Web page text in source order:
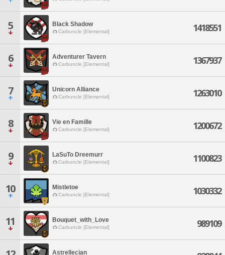
5 Black Shadow
Carbuncle [Elemental] 1418551
6 Adventurer Tavern
Carbuncle [Elemental] 1367937
7 Unicorn Alliance
Carbuncle [Elemental] 1263010
8 Vie en Famille
Carbuncle [Elemental] 1200672
9 LaSuTo Dreemurr
Carbuncle [Elemental] 1100823
10 Mistletoe
Carbuncle [Elemental] 1030332
11 Bouquet_with_Love
Carbuncle [Elemental] 989109
Astrellecian